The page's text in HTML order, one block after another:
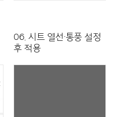
06. 시트 열선·통풍 설정
후 적용